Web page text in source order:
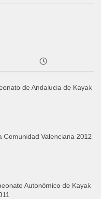
de Andalucia de Kayak
Comunidad Valenciana 2012
Autonómico de Kayak